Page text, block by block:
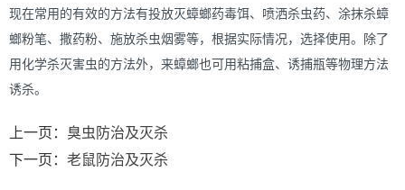
现在常用的有效的方法有投放灭蟑螂药毒饵、喷洒杀虫药、涂抹杀蟑
螂粉笔、撒药粉、施放杀虫烟雾等，根据实际情况，选择使用。除了
用化学杀灭害虫的方法外，来蟑螂也可用粘捕盒、诱捕瓶等物理方法
诱杀。
上一页： 臭虫防治及灭杀
下一页： 老鼠防治及灭杀